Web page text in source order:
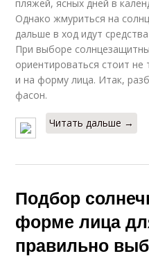
пляжей, ясных дней в
Однако жмуриться на
дальше в ход идут
При выборе
ориентироваться стоит
и на форму лица. Итак,
фасон.
Читать дальше →
Подбор
форме лица
правильно